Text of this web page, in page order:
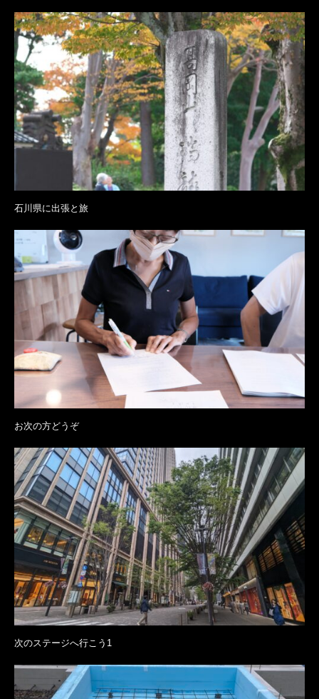
石川県に出張と旅
お次の方どうぞ
次のステージへ行こう1